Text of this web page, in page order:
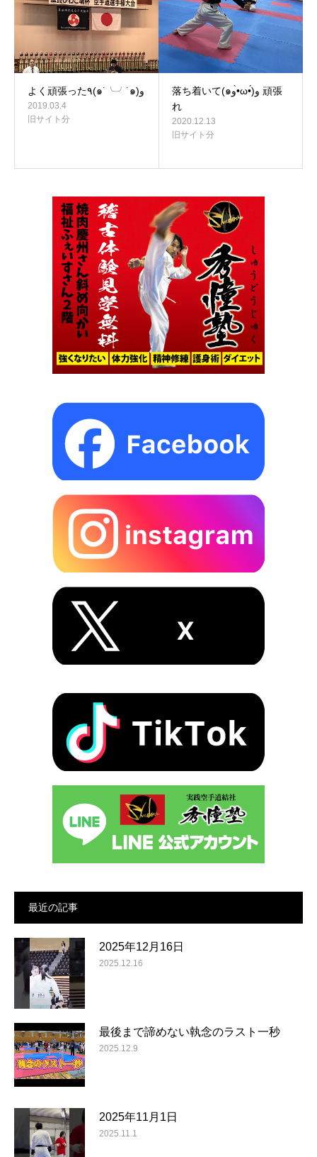
よく頑張った٩(๑˙╰╯˙๑)و
2019.03.4
旧サイト分
落ち着いて(๑و•̀ω•́)و 頑張
れ
2020.12.13
旧サイト分
最近の記事
2025年12月16日
2025.12.16
最後まで諦めない執念のラスト一秒
2025.12.9
2025年11月1日
2025.11.1